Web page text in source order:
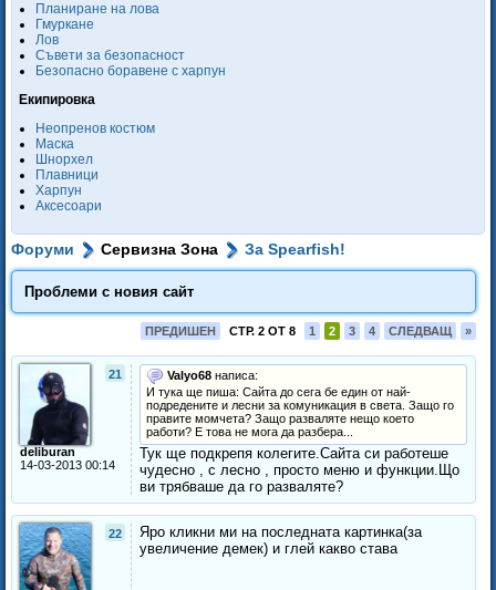
Планиране на лова
Гмуркане
Лов
Съвети за безопасност
Безопасно боравене с харпун
Екипировка
Неопренов костюм
Маска
Шнорхел
Плавници
Харпун
Аксесоари
Форуми Сервизна Зона За Spearfish!
Проблеми с новия сайт
ПРЕДИШЕН СТР. 2 ОТ 8 1 2 3 4 СЛЕДВАЩ »
21
deliburan
14-03-2013 00:14
Valyo68 написа:
И тука ще пиша: Сайта до сега бе един от най-
подредените и лесни за комуникация в света. Защо го
правите момчета? Защо разваляте нещо което
работи? Е това не мога да разбера...
Тук ще подкрепя колегите.Сайта си работеше
чудесно , с лесно , просто меню и функции.Що
ви трябваше да го разваляте?
22
Яро кликни ми на последната картинка(за
увеличение демек) и глей какво става